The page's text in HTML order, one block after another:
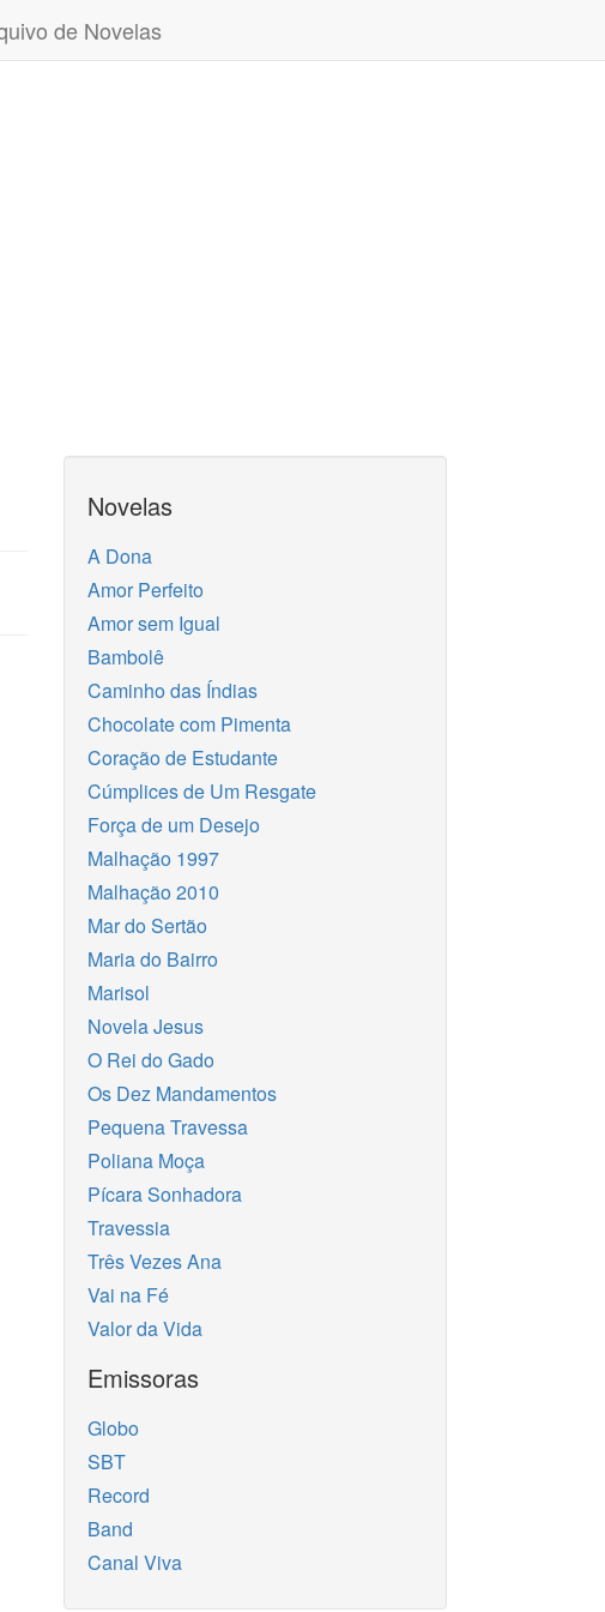
de Novelas
Novelas
A Dona
Amor Perfeito
Amor sem Igual
Bambolê
Caminho das Índias
Chocolate com Pimenta
Coração de Estudante
Cúmplices de Um Resgate
Força de um Desejo
Malhação 1997
Malhação 2010
Mar do Sertão
Maria do Bairro
Marisol
Novela Jesus
O Rei do Gado
Os Dez Mandamentos
Pequena Travessa
Poliana Moça
Pícara Sonhadora
Travessia
Três Vezes Ana
Vai na Fé
Valor da Vida
Emissoras
Globo
SBT
Record
Band
Canal Viva